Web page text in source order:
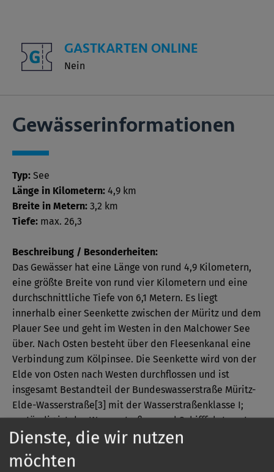
GASTKARTEN ONLINE
Nein
Gewässer­informationen
Typ: See
Länge in Kilometern: 4,9 km
Breite in Metern: 3,2 km
Tiefe: max. 26,3
Beschreibung / Besonderheiten:
Das Gewässer hat eine Länge von rund 4,9 Kilometern,
eine größte Breite von rund vier Kilometern und eine
durchschnittliche Tiefe von 6,1 Metern. Es liegt
innerhalb einer Seenkette zwischen der Müritz und dem
Plauer See und geht im Westen in den Malchower See
über. Nach Osten besteht über den Fleesenkanal eine
Verbindung zum Kölpinsee. Die Seenkette wird von der
Elde von Osten nach Westen durchflossen und ist
insgesamt Bestandteil der Bundeswasserstraße Müritz-
Elde-Wasserstraße[3] mit der Wasserstraßenklasse I;
zuständig ist das Wasserstraßen- und Schifffahrtsamt
Lauenburg. Die Seenkette wird durch den Boots- und
Ausflugsschiffsverkehr sowie den Wassersport stark
frequentiert.
Dienste, die wir nutzen
möchten